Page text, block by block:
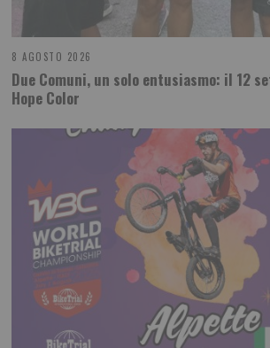
8 AGOSTO 2026
Due Comuni, un solo entusiasmo: il 12
Hope Color